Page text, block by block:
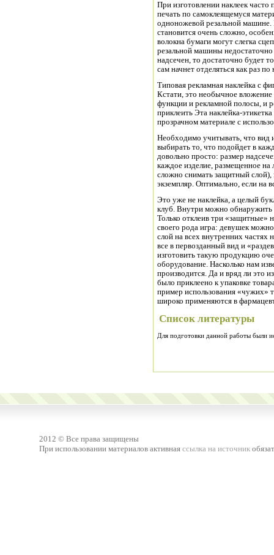
При изготовлении наклеек
печать по самоклеящемуся
одноножевой резальной машине.
становится очень сложно,
волокна бумаги могут слегка
резальной машины
надсечен, то достаточно будет
сам начнет отделяться как раз
Типовая рекламная наклейка с
Кстати, это необычное
функции и рекламной полосы, и
приклеить Эта наклейка-
прозрачном материале с
Необходимо учитывать, что вид
выбирать то, что подойдет в
довольно просто: размер
каждое изделие, размещенное
сложно снимать защитный
экземпляр. Оптимально, если на
Это уже не наклейка, а целый
клуб. Внутри можно обнаружить
Только отклеив три «защитные»
своего рода игра: девушек
слой на всех внутренних частях
все в первозданный вид и
изготовить такую продукцию
оборудование. Насколько нам
производится. Да и вряд ли это
было приклеено к упаковке
пример использования «чужих»
широко применяются в
Список литературы
Для подготовки данной работы были
2012 © Все права защищены
При использовании материалов активная ссылка на источник